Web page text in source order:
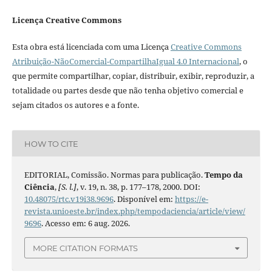
Licença Creative Commons
Esta obra está licenciada com uma LicençaCreative Commons
Atribuição-NãoComercial-CompartilhaIgual 4.0 Internacional, o
que permite compartilhar, copiar, distribuir, exibir, reproduzir, a
totalidade ou partes desde que não tenha objetivo comercial e
sejam citados os autores e a fonte.
HOW TO CITE
EDITORIAL, Comissão. Normas para publicação.Tempo da
Ciência,[S. l.], v. 19, n. 38, p. 177–178, 2000. DOI:
10.48075/rtc.v19i38.9696. Disponível em: https://e-
revista.unioeste.br/index.php/tempodaciencia/article/view/
9696. Acesso em: 6 aug. 2026.
MORE CITATION FORMATS